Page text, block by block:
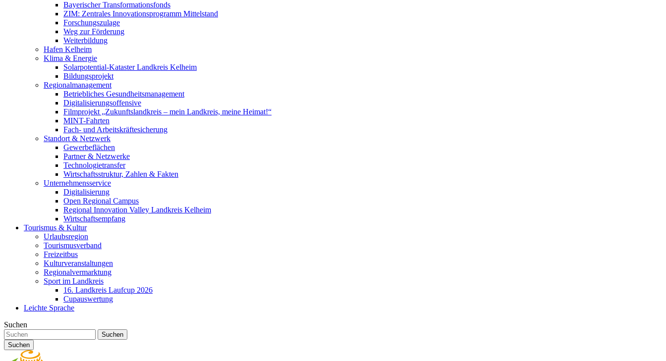
Bayerischer Transformationsfonds
ZIM: Zentrales Innovationsprogramm Mittelstand
Forschungszulage
Weg zur Förderung
Weiterbildung
Hafen Kelheim
Klima & Energie
Solarpotential-Kataster Landkreis Kelheim
Bildungsprojekt
Regionalmanagement
Betriebliches Gesundheitsmanagement
Digitalisierungsoffensive
Filmprojekt „Zukunftslandkreis – mein Landkreis, meine Heimat!“
MINT-Fahrten
Fach- und Arbeitskräftesicherung
Standort & Netzwerk
Gewerbeflächen
Partner & Netzwerke
Technologietransfer
Wirtschaftsstruktur, Zahlen & Fakten
Unternehmensservice
Digitalisierung
Open Regional Campus
Regional Innovation Valley Landkreis Kelheim
Wirtschaftsempfang
Tourismus & Kultur
Urlaubsregion
Tourismusverband
Freizeitbus
Kulturveranstaltungen
Regionalvermarktung
Sport im Landkreis
16. Landkreis Laufcup 2026
Cupauswertung
Leichte Sprache
Suchen
Suchen
Suchen